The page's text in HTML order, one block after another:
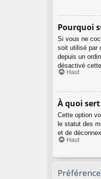
Pourquoi
Si vous ne
soit utilisé par
depuis un
désactivé
Haut
À quoi
Cette option
le statut des
et de
Haut